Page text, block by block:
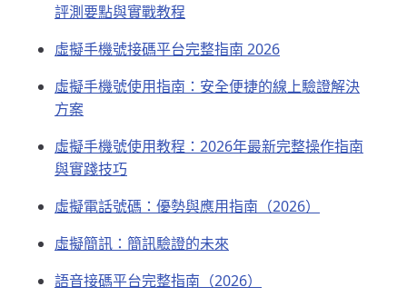
評測要點與實戰教程
虛擬手機號接碼平台完整指南 2026
虛擬手機號使用指南：安全便捷的線上驗證解決
方案
虛擬手機號使用教程：2026年最新完整操作指南
與實踐技巧
虛擬電話號碼：優勢與應用指南（2026）
虛擬簡訊：簡訊驗證的未來
語音接碼平台完整指南（2026）